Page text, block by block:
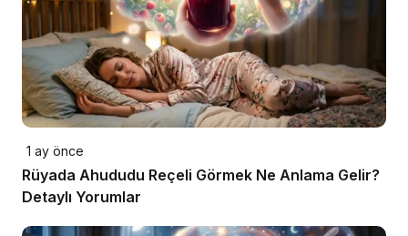
1 ay önce
Rüyada Ahududu Reçeli Görmek Ne Anlama Gelir?
Detaylı Yorumlar